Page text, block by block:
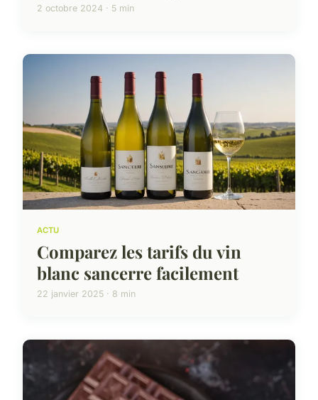
2 octobre 2024 · 5 min
ACTU
Comparez les tarifs du vin
blanc sancerre facilement
22 janvier 2025 · 8 min